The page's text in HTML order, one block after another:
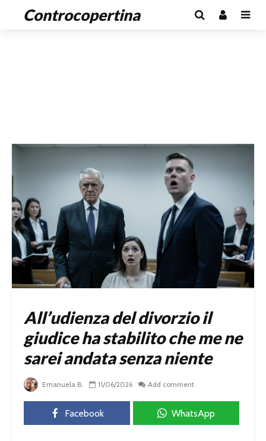
Controcopertina
All’udienza del divorzio il
giudice ha stabilito che me ne
sarei andata senza niente
Emanuela B. 11/06/2026 Add comment
Facebook WhatsApp